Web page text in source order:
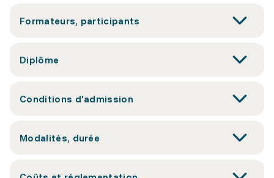
Formateurs, participants
Diplôme
Conditions d'admission
Modalités, durée